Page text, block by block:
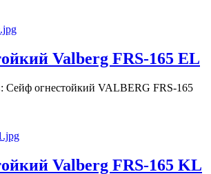
Valberg FRS-165 EL
Сейф огнестойкий VALBERG FRS-165
Valberg FRS-165 KL